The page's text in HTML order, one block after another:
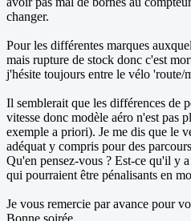
changer.
Pour les différentes marques
mais rupture de stock donc c'est
j'hésite toujours entre le vélo
Il semblerait que les différences de
vitesse donc modèle aéro n'est pas
exemple a priori). Je me dis que le
adéquat y compris pour des
Qu'en pensez-vous ? Est-ce qu'il y
qui pourraient être pénalisants en
Je vous remercie par avance pour
Bonne soirée.